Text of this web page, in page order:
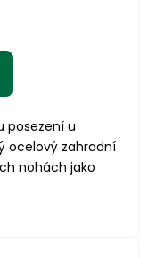
posezení u
ocelový zahradní
nohách jako